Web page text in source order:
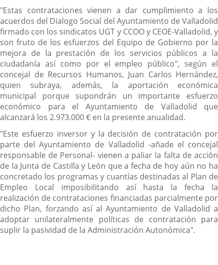
"Estas contrataciones vienen a dar cumplimiento a los
acuerdos del Dialogo Social del Ayuntamiento de Valladolid
firmado con los sindicatos UGT y CCOO y CEOE-Valladolid, y
son fruto de los esfuerzos del Equipo de Gobierno por la
mejora de la prestación de los servicios públicos a la
ciudadanía así como por el empleo público", según el
concejal de Recursos Humanos, Juan Carlos Hernández,
quien subraya, además, la aportación económica
municipal porque supondrán un importante esfuerzo
económico para el Ayuntamiento de Valladolid que
alcanzará los 2.973.000 € en la presente anualidad.
"Este esfuerzo inversor y la decisión de contratación por
parte del Ayuntamiento de Valladolid -añade el concejal
responsable de Personal- vienen a paliar la falta de acción
de la Junta de Castilla y León que a fecha de hoy aún no ha
concretado los programas y cuantías destinadas al Plan de
Empleo Local imposibilitando así hasta la fecha la
realización de contrataciones financiadas parcialmente por
dicho Plan, forzando así al Ayuntamiento de Valladolid a
adoptar unilateralmente políticas de contratación para
suplir la pasividad de la Administración Autonómica".